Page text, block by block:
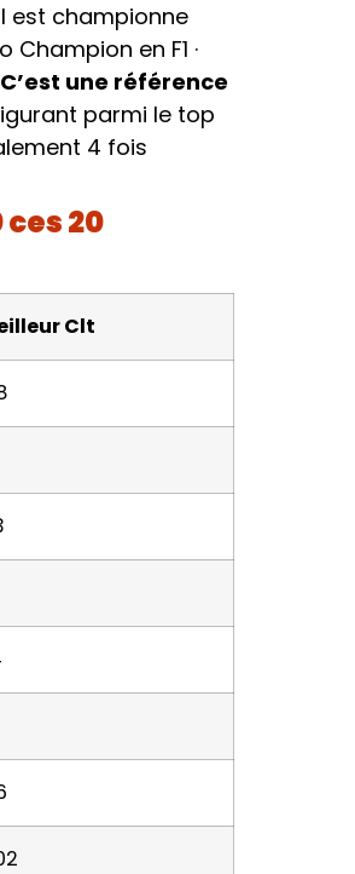
est championne
Champion en F1 ·
C’est une référence
parmi le top
4 fois
20
Clt